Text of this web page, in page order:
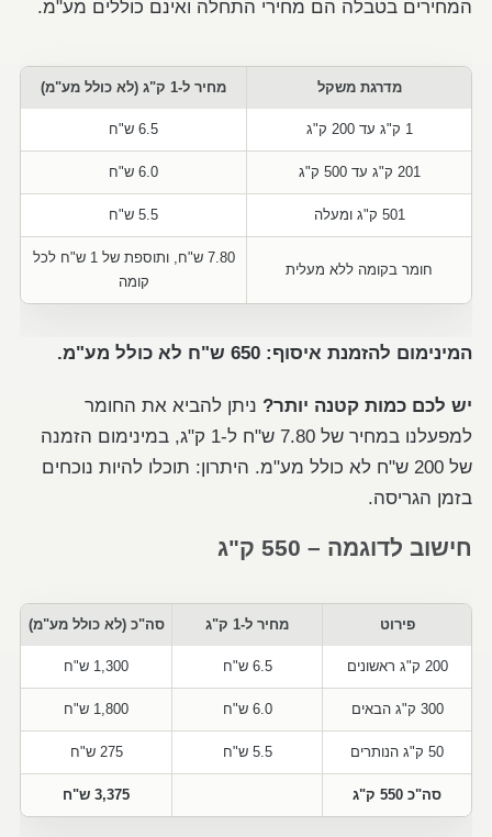
המחירים בטבלה הם מחירי התחלה ואינם כוללים מע"מ.
מדרגת משקל מחיר ל-1 ק"ג (לא כולל מע"מ)
1 ק"ג עד 200 ק"ג 6.5 ש"ח
201 ק"ג עד 500 ק"ג 6.0 ש"ח
501 ק"ג ומעלה 5.5 ש"ח
חומר בקומה ללא מעלית
7.80 ש"ח, ותוספת של 1 ש"ח לכל
קומה
המינימום להזמנת איסוף: 650 ש"ח לא כולל מע"מ.
יש לכם כמות קטנה יותר? ניתן להביא את החומר
למפעלנו במחיר של 7.80 ש"ח ל-1 ק"ג, במינימום הזמנה
של 200 ש"ח לא כולל מע"מ. היתרון: תוכלו להיות נוכחים
בזמן הגריסה.
חישוב לדוגמה – 550 ק"ג
פירוט מחיר ל-1 ק"ג סה"כ (לא כולל מע"מ)
200 ק"ג ראשונים 6.5 ש"ח 1,300 ש"ח
300 ק"ג הבאים 6.0 ש"ח 1,800 ש"ח
50 ק"ג הנותרים 5.5 ש"ח 275 ש"ח
סה"כ 550 ק"ג 3,375 ש"ח